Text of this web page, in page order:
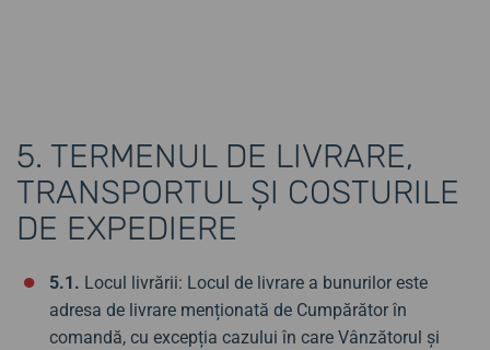
5. TERMENUL DE LIVRARE,
TRANSPORTUL ȘI COSTURILE
DE EXPEDIERE
5.1. Locul livrării: Locul de livrare a bunurilor este
adresa de livrare menționată de Cumpărător în
comandă, cu excepția cazului în care Vânzătorul și